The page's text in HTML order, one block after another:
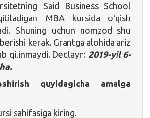
Said Business School
MBA kursida oʻqish
Shuning uchun nomzod shu
kerak. Grantga alohida ariz
qilinmaydi. Dedlayn: 2019-yil 6-
quyidagicha amalga
sahifasiga kiring.